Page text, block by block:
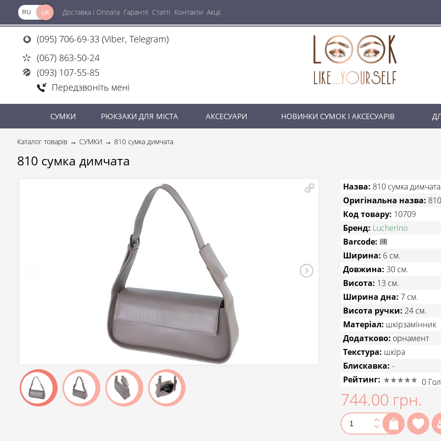
UK
RU Доставка і Оплата Гарантії Статті Контакти Акції
(095) 706-69-33 (Viber, Telegram)
(067) 863-50-24
(093) 107-55-85
Передзвоніть мені
СУМКИ РЮКЗАКИ ДЛЯ МІСТА АКСЕСУАРИ НОВИНКИ СУМОК І АКСЕСУАРІВ
Каталог товарів СУМКИ 810 сумка димчата
810 сумка димчата
Назва: 810 сумка димчата
Оригінальна назва:
Код товару: 10709
Бренд: Lucherino
Barcode:
Ширина: 6 см.
Довжина: 30 см.
Висота: 13 см.
Ширина дна: 7 см.
Висота ручки: 24 см.
Матеріал: шкірзамінник
Додатково: орнамент
Текстура: шкіра
Блискавка: -
Рейтинг:
0
744.00 грн.